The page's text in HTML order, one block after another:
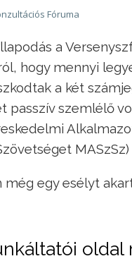
Fóruma
a
hogy mennyi
a két
passzív szemlélő
még egy esélyt
oldal